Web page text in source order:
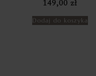
149,00 zł
Dodaj do koszyka